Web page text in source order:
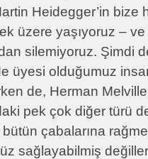
Heidegger’in bize
üzere yaşıyoruz –
silemiyoruz. Şimdi
üyesi olduğumuz
de, Herman
pek çok diğer türü
çabalarına
sağlayabilmiş